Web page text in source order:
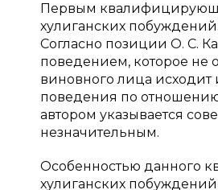
Первым
хулиганских
Согласно позиции О. С.
поведением, которое не
виновного лица
поведения по
автором указывается
незначительным.
Особенностью данного
хулиганских